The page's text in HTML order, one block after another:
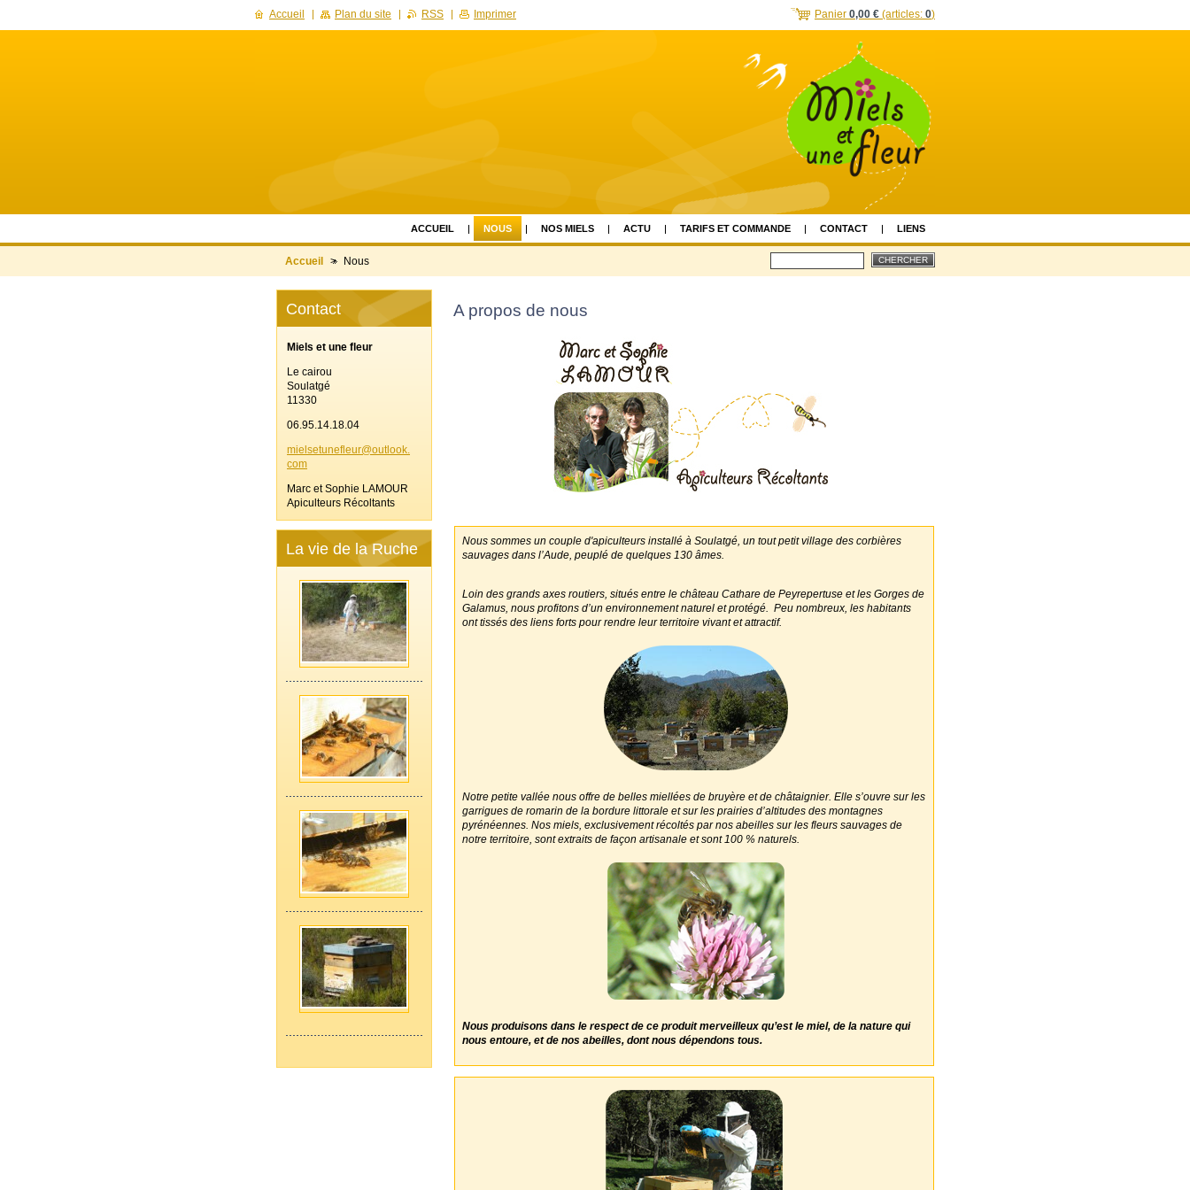
ACCUEIL NOUS NOS MIELS ACTU TARIFS ET COMMANDE CONTACT LIENS
Accueil > Nous
A propos de nous
Nous sommes un couple d'apiculteurs installé à Soulatgé, un tout petit village des corbières
sauvages dans l’Aude, peuplé de quelques 130 âmes.
Loin des grands axes routiers, situés entre le château Cathare de Peyrepertuse et les Gorges de
Galamus, nous profitons d’un environnement naturel et protégé. Peu nombreux, les habitants
ont tissés des liens forts pour rendre leur territoire vivant et attractif.
Notre petite vallée nous offre de belles miellées de bruyère et de châtaignier. Elle s’ouvre sur les
garrigues de romarin de la bordure littorale et sur les prairies d’altitudes des montagnes
pyrénéennes. Nos miels, exclusivement récoltés par nos abeilles sur les fleurs sauvages de
notre territoire, sont extraits de façon artisanale et sont 100 % naturels.
Nous produisons dans le respect de ce produit merveilleux qu’est le miel, de la nature qui
nous entoure, et de nos abeilles, dont nous dépendons tous.
Contact
Miels et une fleur
Le cairou
Soulatgé
11330
06.95.14.18.04
mielsetunefleur@outlook.
com
Marc et Sophie LAMOUR
Apiculteurs Récoltants
La vie de la Ruche
Panier 0,00 € (articles: 0)
Accueil Plan du site RSS Imprimer